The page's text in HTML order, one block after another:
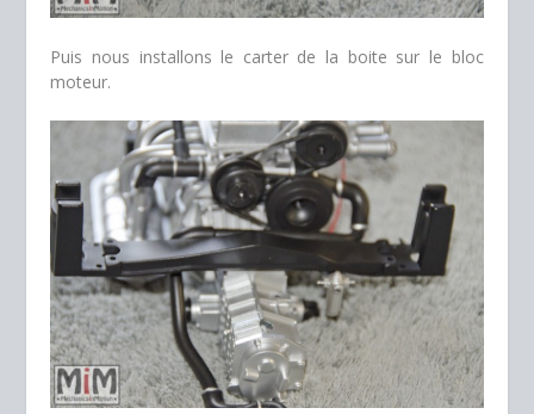
Puis nous installons le carter de la boite sur le bloc
moteur.